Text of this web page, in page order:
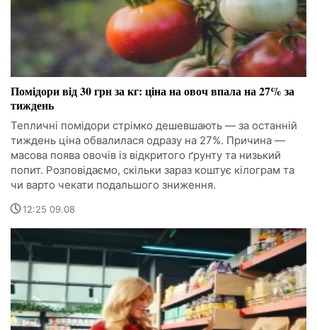
Помідори від 30 грн за кг: ціна на овоч впала на 27% за
тиждень
Тепличні помідори стрімко дешевшають — за останній
тиждень ціна обвалилася одразу на 27%. Причина —
масова поява овочів із відкритого ґрунту та низький
попит. Розповідаємо, скільки зараз коштує кілограм та
чи варто чекати подальшого зниження.
12:25 09.08